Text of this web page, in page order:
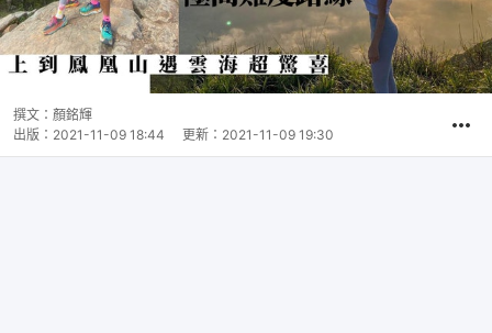
撰文： 顏銘輝
出版： 2021-11-09 18:44 更新： 2021-11-09 19:30